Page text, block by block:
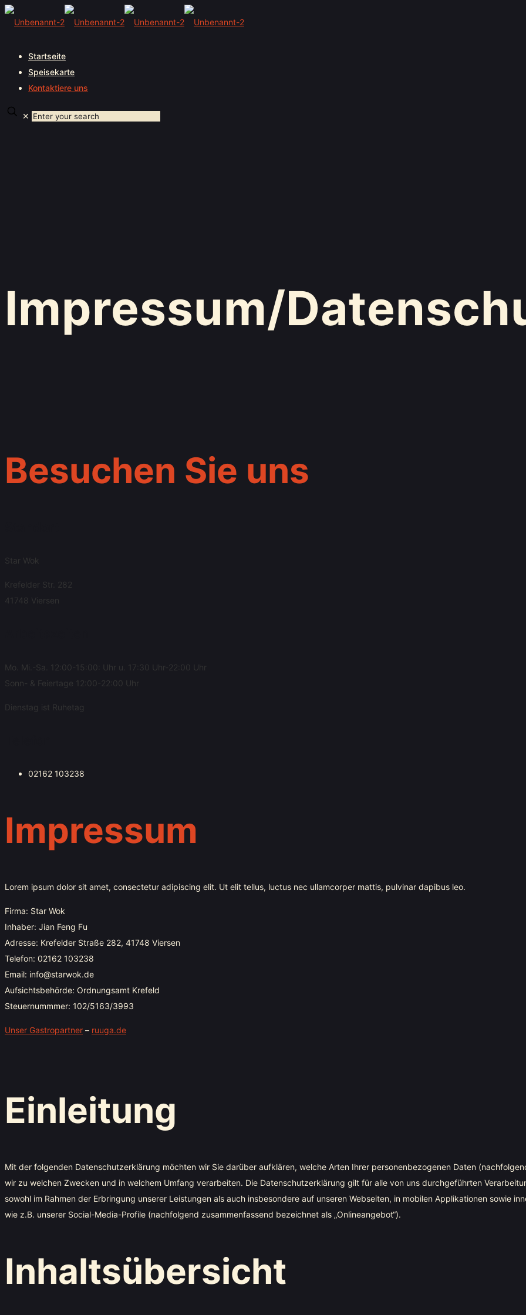
Startseite
Speisekarte
Kontaktiere uns
✕
Impressum/
Besuchen Sie uns
Star Wok
Krefelder Str. 282
41748 Viersen
Mo. Mi.-Sa. 12:00-15:00: Uhr u. 17:30 Uhr-22:00 Uhr
Sonn- & Feiertage 12:00-22:00 Uhr
Dienstag ist Ruhetag
02162 103238
Impressum
Lorem ipsum dolor sit amet, consectetur adipiscing elit. Ut elit tellus, luctus nec ullamcorper mattis, pulvinar dapibus leo.
Firma: Star Wok
Inhaber: Jian Feng Fu
Adresse: Krefelder Straße 282, 41748 Viersen
Telefon: 02162 103238
Email: info@starwok.de
Aufsichtsbehörde: Ordnungsamt Krefeld
Steuernummmer: 102/5163/3993
Unser Gastropartner – ruuga.de
Einleitung
Mit der folgenden Datenschutzerklärung möchten wir Sie darüber aufklären, welche Arten Ihrer personenbezogenen Daten
wir zu welchen Zwecken und in welchem Umfang verarbeiten. Die Datenschutzerklärung gilt für alle von uns durchgeführten
sowohl im Rahmen der Erbringung unserer Leistungen als auch insbesondere auf unseren Webseiten, in mobilen Applikationen sowie
wie z.B. unserer Social-Media-Profile (nachfolgend zusammenfassend bezeichnet als „Onlineangebot“).
Inhaltsübersicht